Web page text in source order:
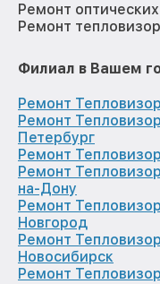
Ремонт
Ремонт
Филиал в Вашем
Ремонт
Ремонт
Петербург
Ремонт
Ремонт
на-Дону
Ремонт
Новгород
Ремонт
Новосибирск
Ремонт